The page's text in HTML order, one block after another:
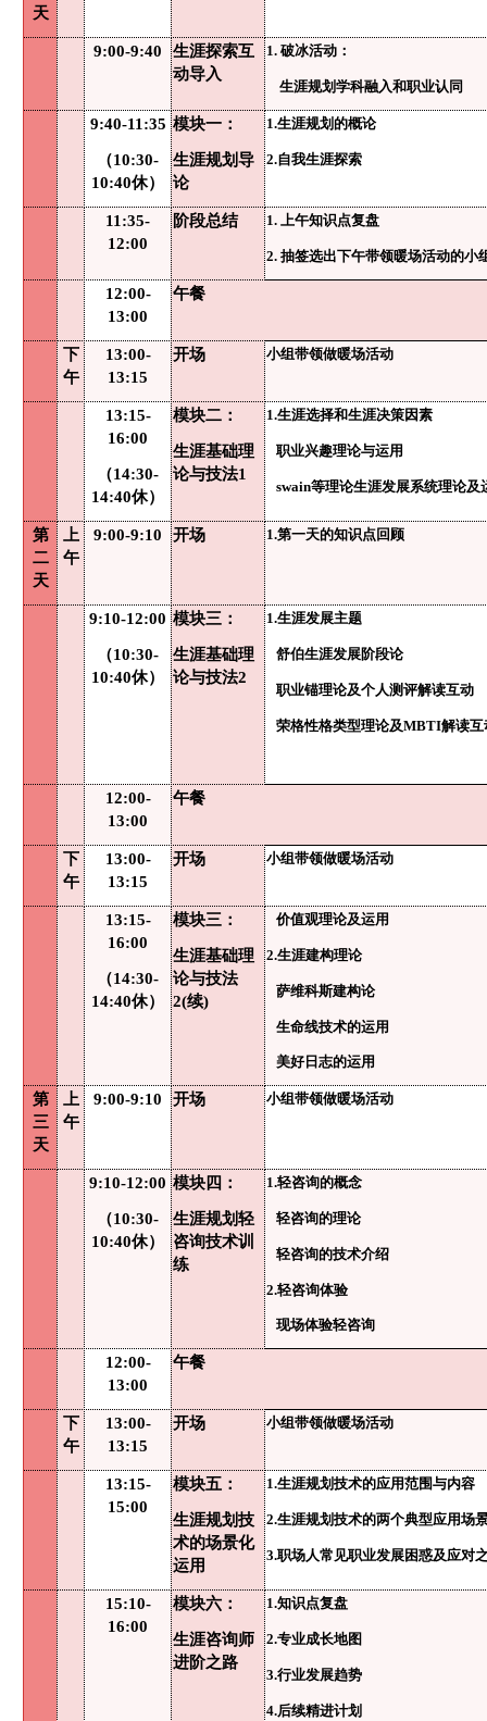
天
9:00-9:40
生涯探索互
动导入
1. 破冰活动：
生涯规划学科融入和职业认同
9:40-11:35
（10:30-
10:40休）
模块一：
生涯规划导
论
1.生涯规划的概论
2.自我生涯探索
11:35-
12:00
阶段总结 1. 上午知识点复盘
2. 抽签选出下午带领暖场活动的小
12:00-
13:00
午餐
下
午
13:00-
13:15
开场 小组带领做暖场活动
13:15-
16:00
（14:30-
14:40休）
模块二：
生涯基础理
论与技法1
1.生涯选择和生涯决策因素
职业兴趣理论与运用
swain等理论生涯发展系统理论及
第
二
天
上
午
9:00-9:10 开场 1.第一天的知识点回顾
9:10-12:00
（10:30-
10:40休）
模块三：
生涯基础理
论与技法2
1.生涯发展主题
舒伯生涯发展阶段论
职业锚理论及个人测评解读互动
荣格性格类型理论及MBTI解读互
12:00-
13:00
午餐
下
午
13:00-
13:15
开场 小组带领做暖场活动
13:15-
16:00
（14:30-
14:40休）
模块三：
生涯基础理
论与技法
2(续)
价值观理论及运用
2.生涯建构理论
萨维科斯建构论
生命线技术的运用
美好日志的运用
第
三
天
上
午
9:00-9:10 开场 小组带领做暖场活动
9:10-12:00
（10:30-
10:40休）
模块四：
生涯规划轻
咨询技术训
练
1.轻咨询的概念
轻咨询的理论
轻咨询的技术介绍
2.轻咨询体验
现场体验轻咨询
12:00-
13:00
午餐
下
午
13:00-
13:15
开场 小组带领做暖场活动
13:15-
15:00
模块五：
生涯规划技
术的场景化
运用
1.生涯规划技术的应用范围与内容
2.生涯规划技术的两个典型应用场
3.职场人常见职业发展困惑及应对
15:10-
16:00
模块六：
生涯咨询师
进阶之路
1.知识点复盘
2.专业成长地图
3.行业发展趋势
4.后续精进计划